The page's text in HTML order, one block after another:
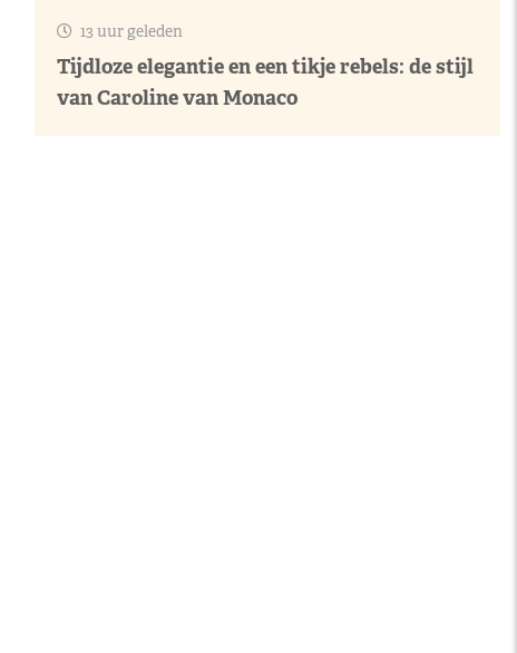
13 uur geleden
Tijdloze elegantie en een tikje rebels: de stijl
van Caroline van Monaco